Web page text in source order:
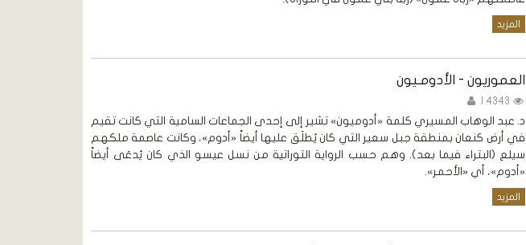
المزيد
العموريون - الأدومـيون
د. عبد الوهاب المسيري كلمة «أدوميون» تشير إلى إحدى الجماعات السامية التي كانت تقيم
في أرض كنعان بمنطقة جبل سعير التي كان يُطلَق عليها أيضاً «أدوم»، وكانت عاصمة ملكهم
سيلع (البتراء فيما بعد). وهم حسب الرواية التوراتية من نسل عيسو الذي كان يُدعَى أيضاً
«أدوم»، أي «الأحمر».
المزيد